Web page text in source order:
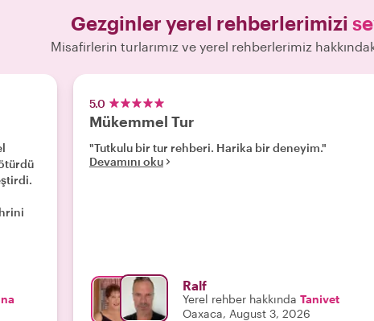
Gezginler yerel rehberlerimizi
Misafirlerin turlarımız ve yerel rehberlerimiz
5.0
Mükemmel Tur
"Tutkulu bir tur rehberi. Harika bir deneyim."
Devamını oku
Ralf
Yerel rehber hakkında Tanivet
Oaxaca, August 3, 2026